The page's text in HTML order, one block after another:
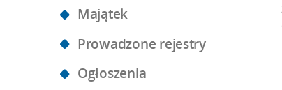
Majątek
Prowadzone rejestry
Ogłoszenia